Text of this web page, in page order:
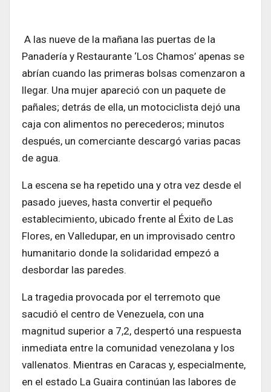
A las nueve de la mañana las puertas de la
Panadería y Restaurante ‘Los Chamos’ apenas se
abrían cuando las primeras bolsas comenzaron a
llegar. Una mujer apareció con un paquete de
pañales; detrás de ella, un motociclista dejó una
caja con alimentos no perecederos; minutos
después, un comerciante descargó varias pacas
de agua.
La escena se ha repetido una y otra vez desde el
pasado jueves, hasta convertir el pequeño
establecimiento, ubicado frente al Éxito de Las
Flores, en Valledupar, en un improvisado centro
humanitario donde la solidaridad empezó a
desbordar las paredes.
La tragedia provocada por el terremoto que
sacudió el centro de Venezuela, con una
magnitud superior a 7,2, despertó una respuesta
inmediata entre la comunidad venezolana y los
vallenatos. Mientras en Caracas y, especialmente,
en el estado La Guaira continúan las labores de